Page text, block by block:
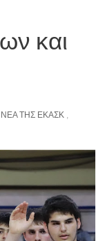
και
ΝΕΑ ΤΗΣ ΕΚΑΣΚ ,